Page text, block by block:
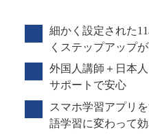
細かく設定された
くステップアップ
外国人講師＋日本
サポートで安心
スマホ学習アプリ
語学習に変わって